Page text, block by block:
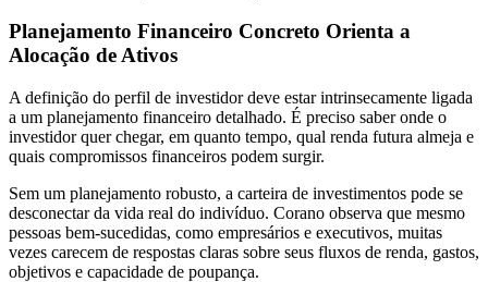
Planejamento Financeiro Concreto Orienta a
Alocação de Ativos
A definição do perfil de investidor deve estar intrinsecamente ligada
a um planejamento financeiro detalhado. É preciso saber onde o
investidor quer chegar, em quanto tempo, qual renda futura almeja e
quais compromissos financeiros podem surgir.
Sem um planejamento robusto, a carteira de investimentos pode se
desconectar da vida real do indivíduo. Corano observa que mesmo
pessoas bem-sucedidas, como empresários e executivos, muitas
vezes carecem de respostas claras sobre seus fluxos de renda, gastos,
objetivos e capacidade de poupança.